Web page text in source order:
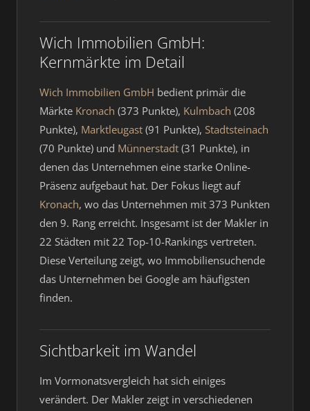
Wich Immobilien GmbH:
Kernmärkte im Detail
Wich Immobilien GmbH bedient primär die
Märkte Kronach (373 Punkte), Kulmbach (208
Punkte), Marktleugast (91 Punkte), Stadtsteinach
(70 Punkte) und Münnerstadt (31 Punkte), in
denen das Unternehmen eine starke Online-
Präsenz aufgebaut hat. Der Fokus liegt auf
Kronach, wo das Unternehmen mit 373 Punkten
den 9. Rang erreicht. Insgesamt ist der Makler in
22 Städten mit 22 Top-10-Rankings vertreten.
Diese Verteilung zeigt, wo Immobiliensuchende
das Unternehmen bei Google am häufigsten
finden.
Sichtbarkeit im Wandel
Im Vormonatsvergleich hat sich einiges
verändert. Der Makler zeigt in verschiedenen